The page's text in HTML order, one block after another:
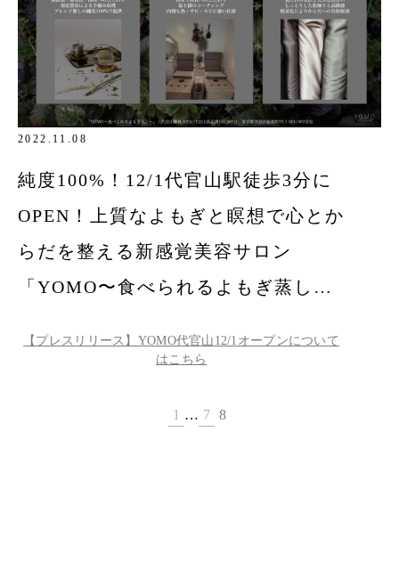
2022.11.08
純度100%！12/1代官山駅徒歩3分に
OPEN！上質なよもぎと瞑想で心とか
らだを整える新感覚美容サロン
「YOMO〜食べられるよもぎ蒸し
【プレスリリース】YOMO代官山12/1オープンについて
はこちら
1 … 7 8